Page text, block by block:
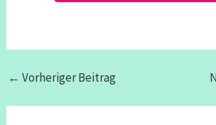
← Vorheriger Beitrag